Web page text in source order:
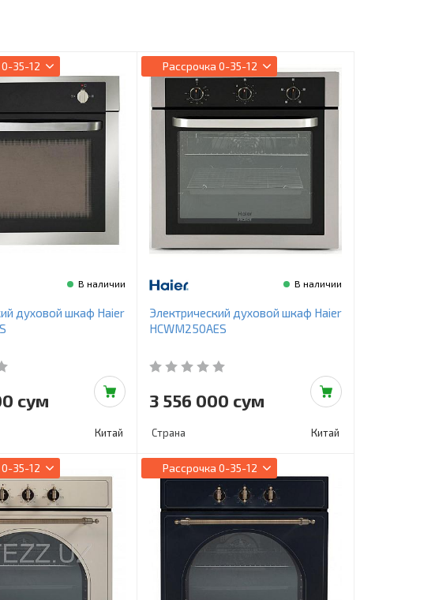
0-35-12
В наличии
духовой шкаф Haier
сум
Китай
Рассрочка 0-35-12
В наличии
Электрический духовой шкаф Haier
HCWM250AES
3 556 000 сум
Страна Китай
0-35-12 Рассрочка 0-35-12